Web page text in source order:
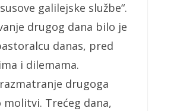
galilejske službe“.
drugog dana bilo je
danas, pred
i dilemama.
drugoga
molitvi. Trećeg dana,